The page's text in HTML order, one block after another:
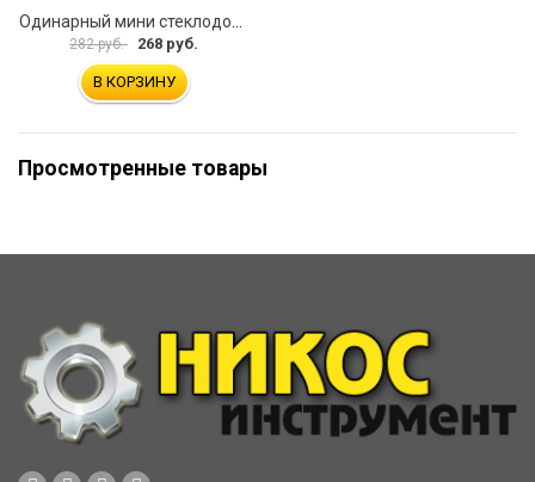
282 руб. 268 руб.
В КОРЗИНУ
Просмотренные товары